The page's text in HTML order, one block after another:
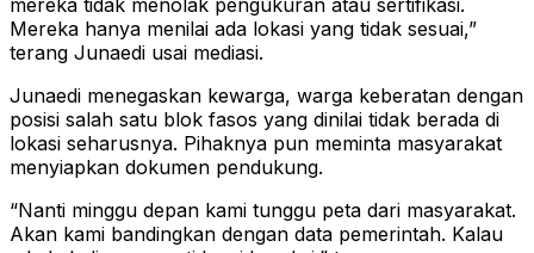
mereka tidak menolak pengukuran atau sertifikasi.
Mereka hanya menilai ada lokasi yang tidak sesuai,”
terang Junaedi usai mediasi.
Junaedi menegaskan kewarga, warga keberatan dengan
posisi salah satu blok fasos yang dinilai tidak berada di
lokasi seharusnya. Pihaknya pun meminta masyarakat
menyiapkan dokumen pendukung.
“Nanti minggu depan kami tunggu peta dari masyarakat.
Akan kami bandingkan dengan data pemerintah. Kalau